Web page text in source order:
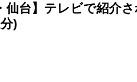
仙台】テレビで紹介
)